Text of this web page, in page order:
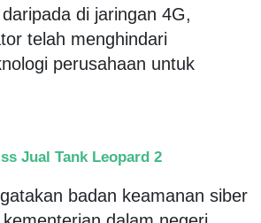
di jaringan 4G,
telah menghindari
perusahaan untuk
Jual Tank Leopard 2
badan keamanan siber